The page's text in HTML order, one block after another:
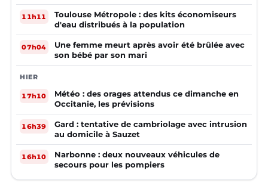
11h11
Toulouse Métropole : des kits économiseurs
d'eau distribués à la population
07h04
Une femme meurt après avoir été brûlée avec
son bébé par son mari
HIER
17h10
Météo : des orages attendus ce dimanche en
Occitanie, les prévisions
16h39
Gard : tentative de cambriolage avec intrusion
au domicile à Sauzet
16h10
Narbonne : deux nouveaux véhicules de
secours pour les pompiers